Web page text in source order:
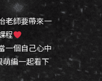
老師要帶來一
程
一個自己心中
萌編一起看下